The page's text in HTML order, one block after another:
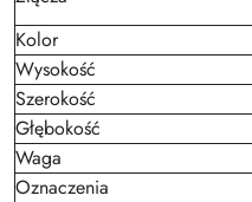
Kolor
Wysokość
Szerokość
Głębokość
Waga
Oznaczenia